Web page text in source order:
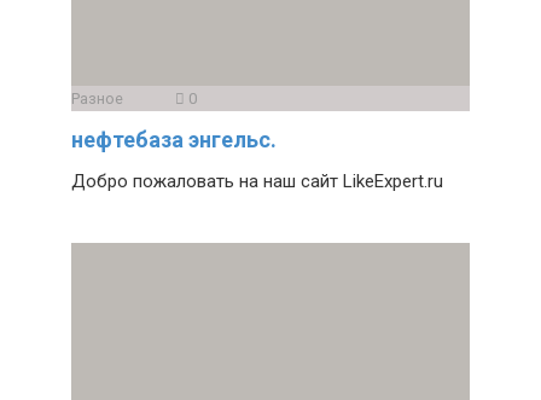
Разное 0
нефтебаза энгельс.
Добро пожаловать на наш сайт LikeExpert.ru